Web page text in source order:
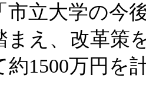
市立大学の今
まえ、改革策
約1500万円を